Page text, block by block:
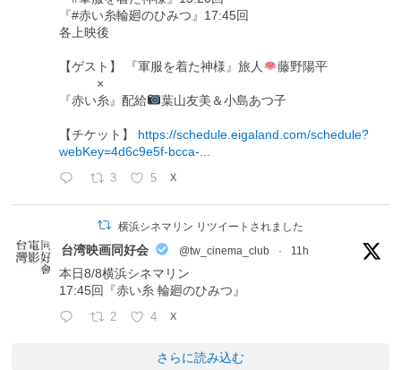
『#赤い糸輪廻のひみつ』17:45回
各上映後
【ゲスト】 『軍服を着た神様』旅人
藤野陽平
×
『赤い糸』配給
葉山友美＆小島あつ子
【チケット】 https://schedule.eigaland.com/schedule?
webKey=4d6c9e5f-bcca-...
3 5 X
横浜シネマリン リツイートされました
台湾映画同好会 @tw_cinema_club · 11h
本日8/8横浜シネマリン
17:45回『赤い糸 輪廻のひみつ』
2 4 X
さらに読み込む